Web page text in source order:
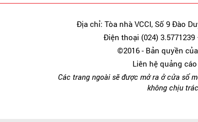
Địa chỉ: Tòa nhà VCCI, Số 9 Đào
Điện thoại (024)
©2016 - Bản quyền
Liên hệ quảng
Các trang ngoài sẽ được mở ra ở cửa sổ
không chịu